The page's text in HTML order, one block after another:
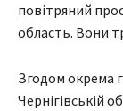
повітряний
область. Вони
Згодом окрема
Чернігівській